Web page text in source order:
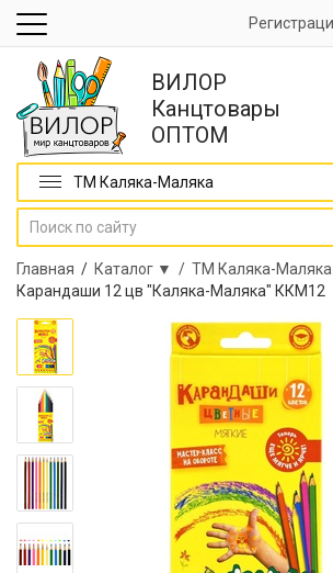
ВИЛОР
Канцтовары
ОПТОМ
ТМ Каляка-Маляка
Главная / Каталог ▼ / ТМ Каляка-
Карандаши 12 цв "Каляка-Маляка" ККМ12